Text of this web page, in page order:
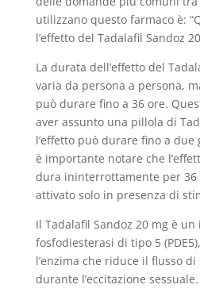
utilizzano questo farmaco è:
l’effetto del Tadalafil Sandoz
La durata dell’effetto del
varia da persona a persona,
può durare fino a 36 ore.
aver assunto una pillola di
l’effetto può durare fino a
è importante notare che
dura ininterrottamente per 36
attivato solo in presenza di
Il Tadalafil Sandoz 20 mg è
fosfodiesterasi di tipo 5
l’enzima che riduce il flusso
durante l’eccitazione sessuale.